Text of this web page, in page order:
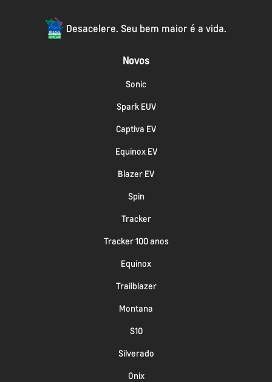
Desacelere. Seu bem maior é a vida.
Novos
Sonic
Spark EUV
Captiva EV
Equinox EV
Blazer EV
Spin
Tracker
Tracker 100 anos
Equinox
Trailblazer
Montana
S10
Silverado
Onix